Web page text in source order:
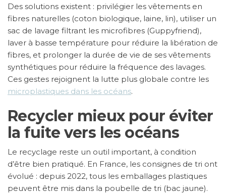
Des solutions existent : privilégier les vêtements en
fibres naturelles (coton biologique, laine, lin), utiliser un
sac de lavage filtrant les microfibres (Guppyfriend),
laver à basse température pour réduire la libération de
fibres, et prolonger la durée de vie de ses vêtements
synthétiques pour réduire la fréquence des lavages.
Ces gestes rejoignent la lutte plus globale contre les
microplastiques dans les océans.
Recycler mieux pour éviter
la fuite vers les océans
Le recyclage reste un outil important, à condition
d’être bien pratiqué. En France, les consignes de tri ont
évolué : depuis 2022, tous les emballages plastiques
peuvent être mis dans la poubelle de tri (bac jaune).